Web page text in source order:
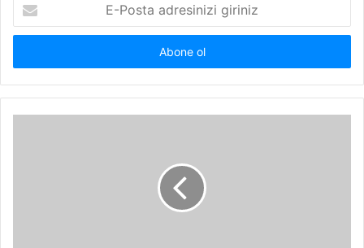
Posta
adresinizi